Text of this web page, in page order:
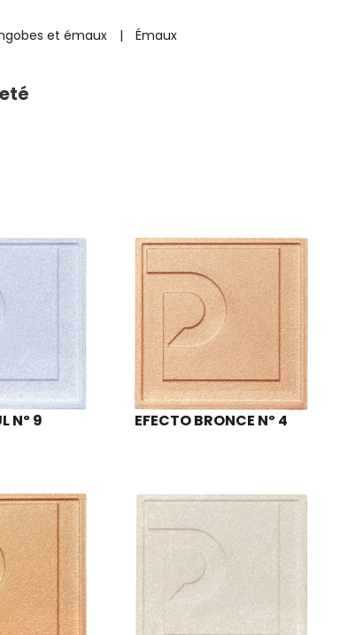
et émaux | Émaux
Nº 9 EFECTO BRONCE Nº 4